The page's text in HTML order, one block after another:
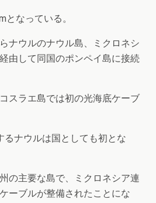
となっている。
ナウルのナウル島、ミクロネシ
由して同国のポンペイ島に接続
スラエ島では初の光海底ケーブ
るナウルは国としても初とな
の主要な島で、ミクロネシア連
ーブルが整備されたことにな